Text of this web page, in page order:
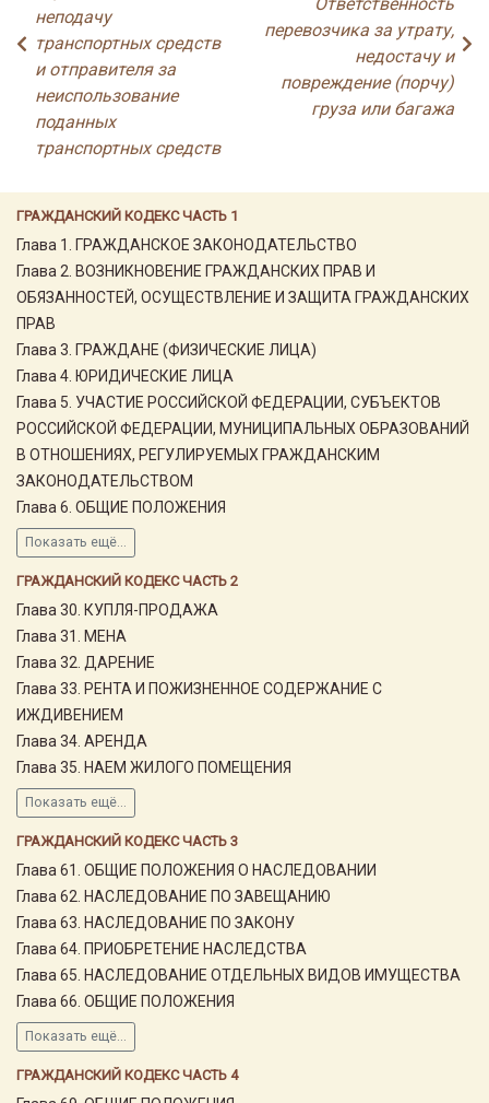
ГРАЖДАНСКИЙ КОДЕКС ЧАСТЬ 1
Глава 1. ГРАЖДАНСКОЕ ЗАКОНОДАТЕЛЬСТВО
Глава 2. ВОЗНИКНОВЕНИЕ ГРАЖДАНСКИХ ПРАВ И
ОБЯЗАННОСТЕЙ, ОСУЩЕСТВЛЕНИЕ И ЗАЩИТА ГРАЖДАНСКИХ
ПРАВ
Глава 3. ГРАЖДАНЕ (ФИЗИЧЕСКИЕ ЛИЦА)
Глава 4. ЮРИДИЧЕСКИЕ ЛИЦА
Глава 5. УЧАСТИЕ РОССИЙСКОЙ ФЕДЕРАЦИИ, СУБЪЕКТОВ
РОССИЙСКОЙ ФЕДЕРАЦИИ, МУНИЦИПАЛЬНЫХ ОБРАЗОВАНИЙ
В ОТНОШЕНИЯХ, РЕГУЛИРУЕМЫХ ГРАЖДАНСКИМ
ЗАКОНОДАТЕЛЬСТВОМ
Глава 6. ОБЩИЕ ПОЛОЖЕНИЯ
Показать ещё...
ГРАЖДАНСКИЙ КОДЕКС ЧАСТЬ 2
Глава 30. КУПЛЯ-ПРОДАЖА
Глава 31. МЕНА
Глава 32. ДАРЕНИЕ
Глава 33. РЕНТА И ПОЖИЗНЕННОЕ СОДЕРЖАНИЕ С
ИЖДИВЕНИЕМ
Глава 34. АРЕНДА
Глава 35. НАЕМ ЖИЛОГО ПОМЕЩЕНИЯ
Показать ещё...
ГРАЖДАНСКИЙ КОДЕКС ЧАСТЬ 3
Глава 61. ОБЩИЕ ПОЛОЖЕНИЯ О НАСЛЕДОВАНИИ
Глава 62. НАСЛЕДОВАНИЕ ПО ЗАВЕЩАНИЮ
Глава 63. НАСЛЕДОВАНИЕ ПО ЗАКОНУ
Глава 64. ПРИОБРЕТЕНИЕ НАСЛЕДСТВА
Глава 65. НАСЛЕДОВАНИЕ ОТДЕЛЬНЫХ ВИДОВ ИМУЩЕСТВА
Глава 66. ОБЩИЕ ПОЛОЖЕНИЯ
Показать ещё...
ГРАЖДАНСКИЙ КОДЕКС ЧАСТЬ 4
неподачу
транспортных средств
и отправителя за
неиспользование
поданных
транспортных средств
перевозчика за утрату,
недостачу и
повреждение (порчу)
груза или багажа